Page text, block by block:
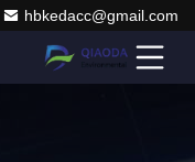
hbkedacc@gmail.com